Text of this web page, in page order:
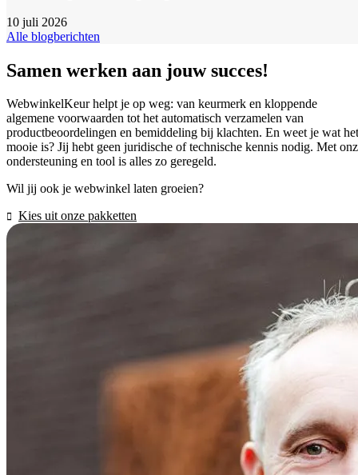
10 juli 2026
Alle blogberichten
Samen werken aan jouw succes!
WebwinkelKeur helpt je op weg: van keurmerk en kloppende
algemene voorwaarden tot het automatisch verzamelen van
productbeoordelingen en bemiddeling bij klachten. En weet je wat het
mooie is? Jij hebt geen juridische of technische kennis nodig. Met
ondersteuning en tool is alles zo geregeld.
Wil jij ook je webwinkel laten groeien?
Kies uit onze pakketten